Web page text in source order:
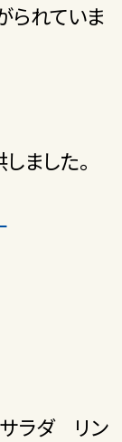
られていま
ました。
ラダ リン